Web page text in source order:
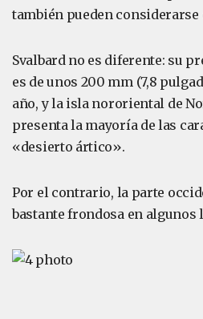
también pueden considerarse
Svalbard no es diferente: su
es de unos 200 mm (7,8
año, y la isla nororiental de
presenta la mayoría de las
«desierto ártico».
Por el contrario, la parte
bastante frondosa en algunos